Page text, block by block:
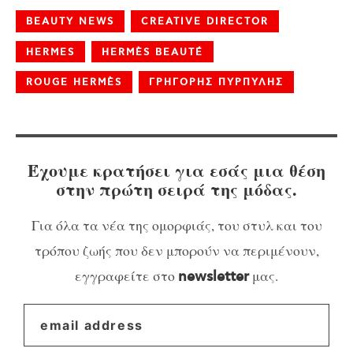
BEAUTY NEWS CREATIVE DIRECTOR
HERMES HERMÈS BEAUTÉ
ROUGE HERMÈS ΓΡΗΓΟΡΗΣ ΠΥΡΠΥΛΗΣ
Έχουμε κρατήσει για εσάς μια θέση
στην πρώτη σειρά της μόδας.
Για όλα τα νέα της ομορφιάς, του στυλ και του
τρόπου ζωής που δεν μπορούν να περιμένουν,
εγγραφείτε στο newsletterμας.